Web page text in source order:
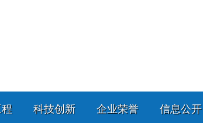
科技创新 企业荣誉 信息公开